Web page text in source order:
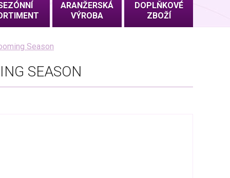
ARANŽERSKÁ
VÝROBA
DOPLŇKOVÉ
ZBOŽÍ
Season
SEASON